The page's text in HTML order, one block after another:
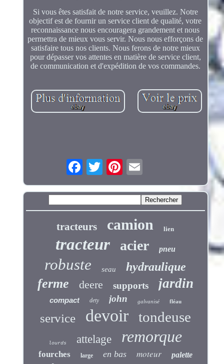
Si vous êtes satisfait de notre service, veuillez. Notre
objectif est de fournir un service client de qualité, votre
reconnaissance nous encouragera grandement et nous
permettra de mieux vous servir. Nous nous efforçons de
satisfaire tous nos clients. Nous ferons de notre mieux
pour dépasser vos attentes en matière de service client,
de communication et d'expédition de vos commandes.
tracteurs camion lien
tracteur acier pneu
robuste seau hydraulique
ferme deere supports jardin
compact dety john galvanisé fléau
service devoir tondeuse
lourds attelage remorque
fourches large en bas moteur palette